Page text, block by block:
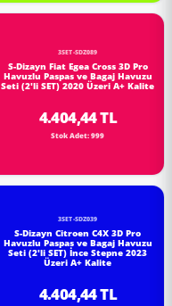
3SET-SDZ089
S-Dizayn Fiat Egea Cross 3D Pro
Havuzlu Paspas ve Bagaj Havuzu
Seti (2'li SET) 2020 Üzeri A+ Kalite
4.404,44 TL
Stok Adet: 999
3SET-SDZ039
S-Dizayn Citroen C4X 3D Pro
Havuzlu Paspas ve Bagaj Havuzu
Seti (2'li SET) İnce Stepne 2023
Üzeri A+ Kalite
4.404,44 TL